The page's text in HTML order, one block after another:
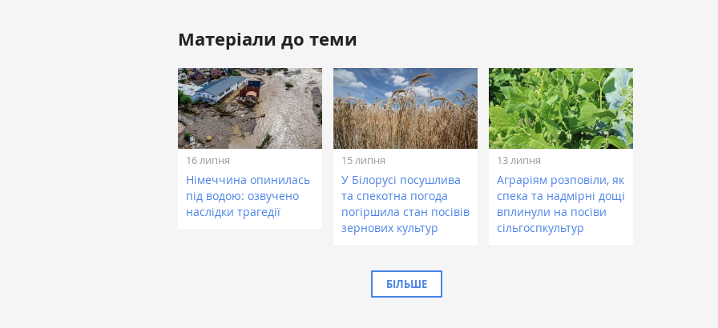
Матеріали до теми
16 липня
Німеччина опинилась
під водою: озвучено
наслідки трагедії
15 липня
У Білорусі посушлива
та спекотна погода
погіршила стан посівів
зернових культур
13 липня
Аграріям розповіли, як
спека та надмірні дощі
вплинули на посіви
сільгоспкультур
БІЛЬШЕ